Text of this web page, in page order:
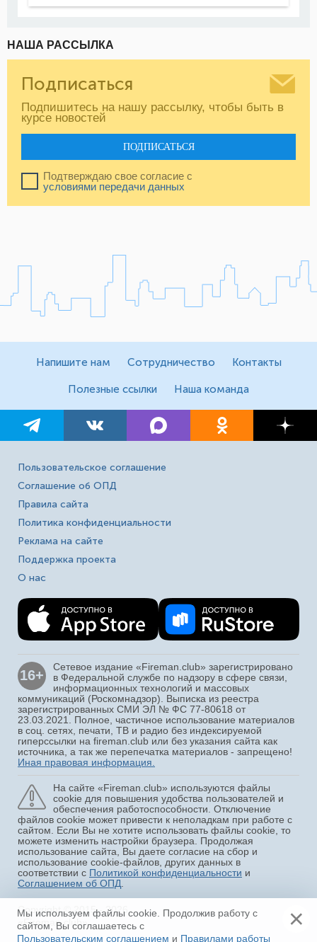
НАША РАССЫЛКА
Подписаться
Подпишитесь на нашу рассылку, чтобы быть в
курсе новостей
ПОДПИСАТЬСЯ
Подтверждаю свое согласие с
условиями передачи данных
Напишите нам Сотрудничество Контакты
Полезные ссылки Наша команда
Пользовательское соглашение
Соглашение об ОПД
Правила сайта
Политика конфиденциальности
Реклама на сайте
Поддержка проекта
О нас
16+
Сетевое издание «Fireman.club» зарегистрировано
в Федеральной службе по надзору в сфере связи,
информационных технологий и массовых
коммуникаций (Роскомнадзор). Выписка из реестра
зарегистрированных СМИ ЭЛ № ФС 77-80618 от
23.03.2021. Полное, частичное использование материалов
в соц. сетях, печати, ТВ и радио без индексируемой
гиперссылки на fireman.club или без указания сайта как
источника, а так же перепечатка материалов - запрещено!
Иная правовая информация.
На сайте «Fireman.club» используются файлы
cookie для повышения удобства пользователей и
обеспечения работоспособности. Отключение
файлов cookie может привести к неполадкам при работе с
сайтом. Если Вы не хотите использовать файлы cookie, то
можете изменить настройки браузера. Продолжая
использование сайта, Вы даете согласие на сбор и
использование cookie-файлов, других данных в
соответствии с Политикой конфиденциальности и
Соглашением об ОПД
Copyright © 2015 - 2026
«Fireman.club»
Мы используем файлы cookie. Продолжив работу с
сайтом, Вы соглашаетесь с
Пользовательским соглашением и Правилами работы
×